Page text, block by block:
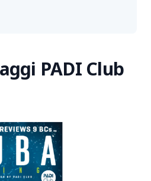
PADI Club